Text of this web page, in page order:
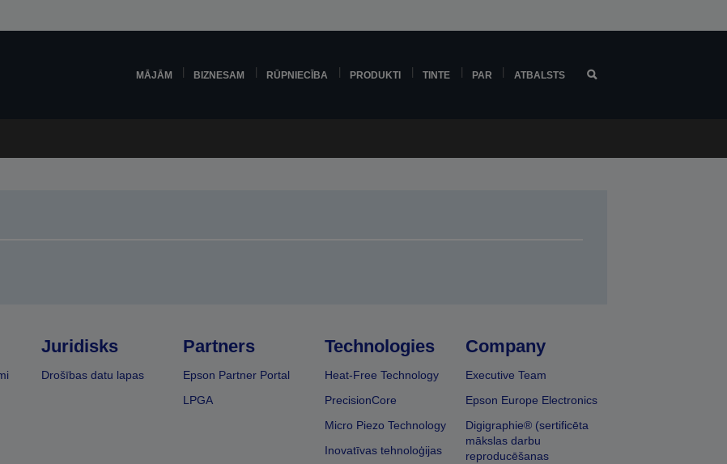
MĀJĀM BIZNESAM RŪPNIECĪBA PRODUKTI TINTE PAR ATBALSTS
Juridisks
Drošības datu lapas
Partners
Epson Partner Portal
LPGA
Technologies
Heat-Free Technology
PrecisionCore
Micro Piezo Technology
Inovatīvas tehnoloģijas
Company
Executive Team
Epson Europe Electronics
Digigraphie® (sertificēta
mākslas darbu
reproducēšanas